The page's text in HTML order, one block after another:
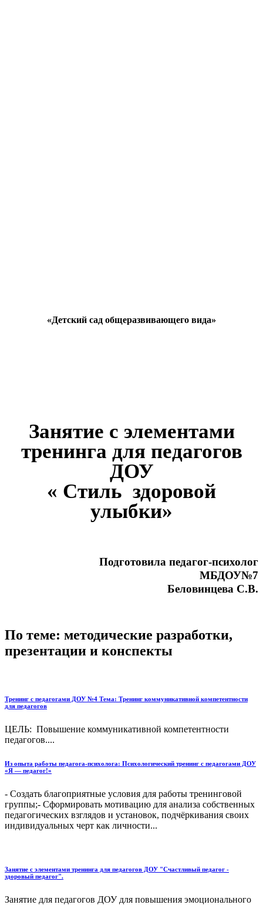
«Детский сад общеразвивающего вида»
Занятие с элементами
тренинга для педагогов
ДОУ
« Стиль здоровой
улыбки»
Подготовила педагог-психолог
МБДОУ№7
Беловинцева С.В.
По теме: методические разработки,
презентации и конспекты
Тренинг с педагогами ДОУ №4 Тема: Тренинг коммуникативной компетентности
для педагогов
ЦЕЛЬ: Повышение коммуникативной компетентности
педагогов....
Из опыта работы педагога-психолога: Психологический тренинг с педагогами ДОУ
«Я — педагог!»
- Создать благоприятные условия для работы тренинговой
группы;- Сформировать мотивацию для анализа собственных
педагогических взглядов и установок, подчёркивания своих
индивидуальных черт как личности...
Занятие с элементами тренинга для педагогов ДОУ "Счастливый педагог -
здоровый педагог".
Занятие для педагогов ДОУ для повышения эмоционального